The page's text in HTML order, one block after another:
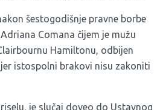
šestogodišnje pravne borbe
Comana čijem je mužu
Hamiltonu, odbijen
istospolni brakovi nisu zakoniti
je slučaj doveo do Ustavnog